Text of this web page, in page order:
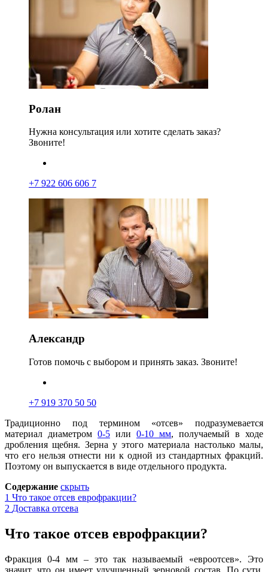
Ролан
Нужна консультация или хотите сделать заказ?
Звоните!
+7 922 606 606 7
Александр
Готов помочь с выбором и принять заказ. Звоните!
+7 919 370 50 50
Традиционно под термином «отсев» подразумевается
материал диаметром 0-5 или 0-10 мм, получаемый в ходе
дробления щебня. Зерна у этого материала настолько малы,
что его нельзя отнести ни к одной из стандартных фракций.
Поэтому он выпускается в виде отдельного продукта.
Содержание скрыть
1 Что такое отсев еврофракции?
2 Доставка отсева
Что такое отсев еврофракции?
Фракция 0-4 мм – это так называемый «евроотсев». Это
значит, что он имеет улучшенный зерновой состав. По сути,